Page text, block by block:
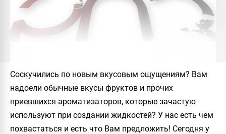
Соскучились по новым вкусовым ощущениям? Вам
надоели обычные вкусы фруктов и прочих
приевшихся ароматизаторов, которые зачастую
используют при создании жидкостей? У нас есть чем
похвастаться и есть что Вам предложить! Сегодня у